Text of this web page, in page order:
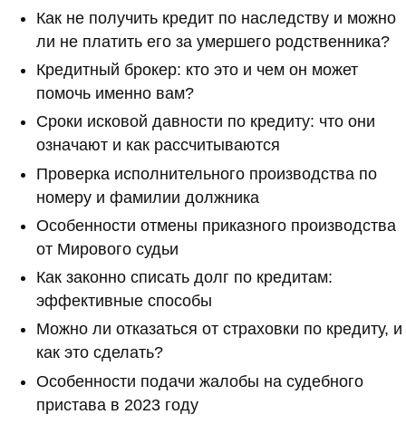
Как не получить кредит по наследству и можно
ли не платить его за умершего родственника?
Кредитный брокер: кто это и чем он может
помочь именно вам?
Сроки исковой давности по кредиту: что они
означают и как рассчитываются
Проверка исполнительного производства по
номеру и фамилии должника
Особенности отмены приказного производства
от Мирового судьи
Как законно списать долг по кредитам:
эффективные способы
Можно ли отказаться от страховки по кредиту, и
как это сделать?
Особенности подачи жалобы на судебного
пристава в 2023 году